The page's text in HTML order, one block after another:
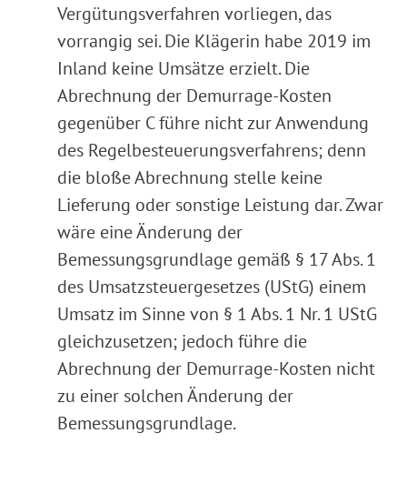
Vergütungsverfahren vorliegen, das
vorrangig sei. Die Klägerin habe 2019 im
Inland keine Umsätze erzielt. Die
Abrechnung der Demurrage-Kosten
gegenüber C führe nicht zur Anwendung
des Regelbesteuerungsverfahrens; denn
die bloße Abrechnung stelle keine
Lieferung oder sonstige Leistung dar. Zwar
wäre eine Änderung der
Bemessungsgrundlage gemäß § 17 Abs. 1
des Umsatzsteuergesetzes (UStG) einem
Umsatz im Sinne von § 1 Abs. 1 Nr. 1 UStG
gleichzusetzen; jedoch führe die
Abrechnung der Demurrage-Kosten nicht
zu einer solchen Änderung der
Bemessungsgrundlage.